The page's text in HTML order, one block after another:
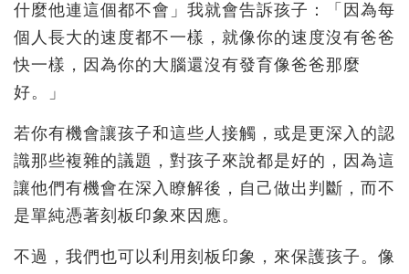
什麼他連這個都不會」我就會告訴孩子：「因為每
個人長大的速度都不一樣，就像你的速度沒有爸爸
快一樣，因為你的大腦還沒有發育像爸爸那麼
好。」
若你有機會讓孩子和這些人接觸，或是更深入的認
識那些複雜的議題，對孩子來說都是好的，因為這
讓他們有機會在深入瞭解後，自己做出判斷，而不
是單純憑著刻板印象來因應。
不過，我們也可以利用刻板印象，來保護孩子。像